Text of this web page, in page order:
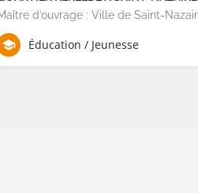
Éducation / Jeunesse